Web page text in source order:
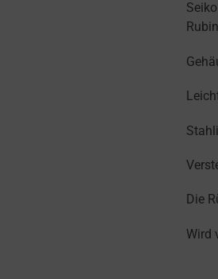
Die
Wird